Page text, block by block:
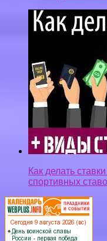
Как делать
спортивных